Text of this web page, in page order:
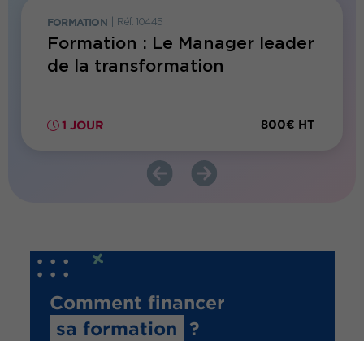
FORMATION Réf. 10445
Formation : Le Manager leader
de la transformation
1 JOUR 800€ HT
Comment financer
sa formation
?